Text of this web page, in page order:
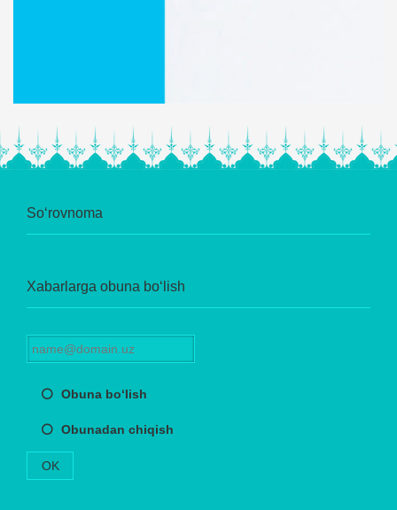
So‘rovnoma
Xabarlarga obuna bo‘lish
Obuna bo‘lish
Obunadan chiqish
OK